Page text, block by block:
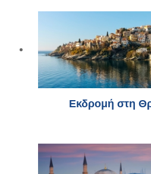
Εκδρομή στη